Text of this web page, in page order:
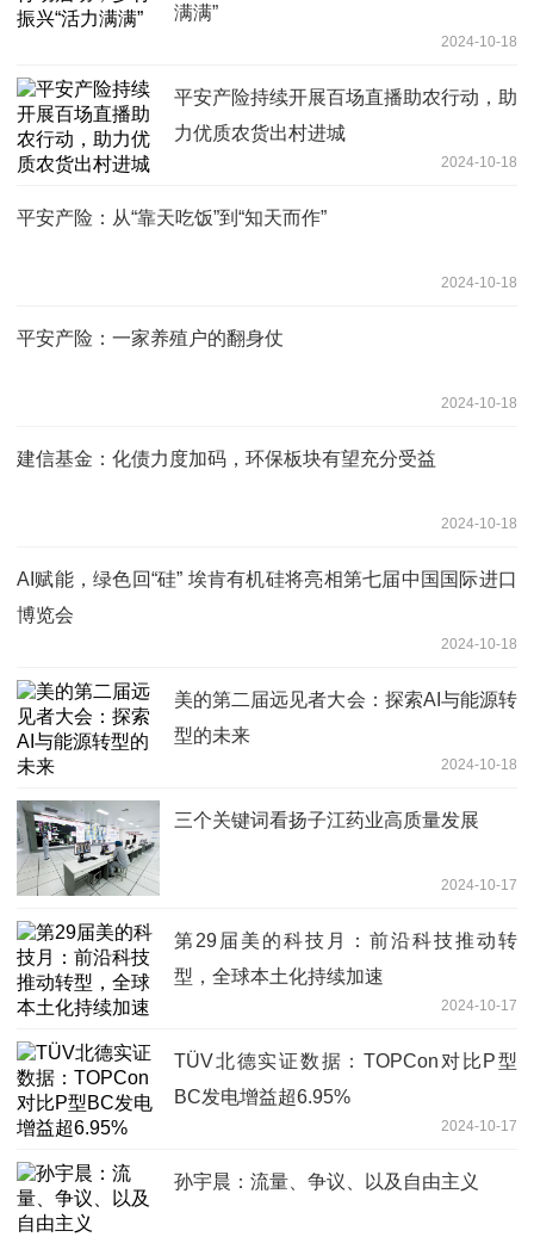
满满”
2024-10-18
平安产险持续开展百场直播助农行动，助
力优质农货出村进城
2024-10-18
平安产险：从“靠天吃饭”到“知天而作”
2024-10-18
平安产险：一家养殖户的翻身仗
2024-10-18
建信基金：化债力度加码，环保板块有望充分受益
2024-10-18
AI赋能，绿色回“硅” 埃肯有机硅将亮相第七届中国国际进口
博览会
2024-10-18
美的第二届远见者大会：探索AI与能源转
型的未来
2024-10-18
三个关键词看扬子江药业高质量发展
2024-10-17
第29届美的科技月：前沿科技推动转
型，全球本土化持续加速
2024-10-17
TÜV北德实证数据：TOPCon对比P型
BC发电增益超6.95%
2024-10-17
孙宇晨：流量、争议、以及自由主义